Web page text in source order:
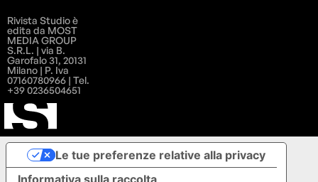
Rivista Studio è
edita da MOST
MEDIA GROUP
S.R.L. | via B.
Garofalo 31, 20131
Milano | P. Iva
07160780966 | Tel.
+39 0236504651
Le tue preferenze relative alla privacy